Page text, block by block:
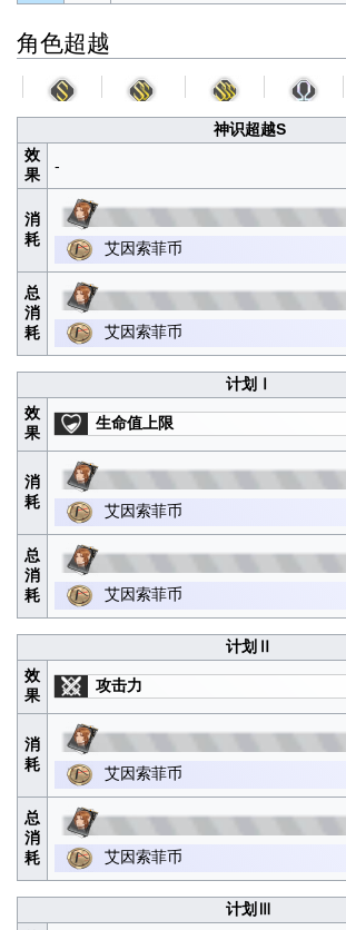
角色超越
神识超越S
效
果
-
消
耗
艾因索菲币
总
消
耗
艾因索菲币
计划Ⅰ
效
果
生命值上限
消
耗
艾因索菲币
总
消
耗
艾因索菲币
计划Ⅱ
效
果
攻击力
消
耗
艾因索菲币
总
消
耗
艾因索菲币
计划Ⅲ